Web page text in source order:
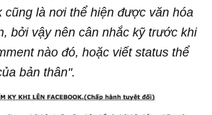
cũng là nơi thể hiện được văn hóa
bởi vậy nên cân nhắc kỹ trước khi
nào đó, hoặc viết status thể
bản thân".